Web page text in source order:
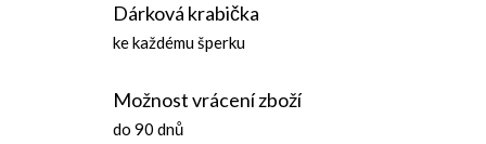
Dárková krabička
ke každému šperku
Možnost vrácení zboží
do 90 dnů